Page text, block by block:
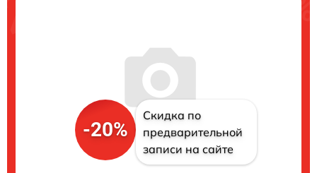
-20%
Скидка по
предварительной
записи на сайте